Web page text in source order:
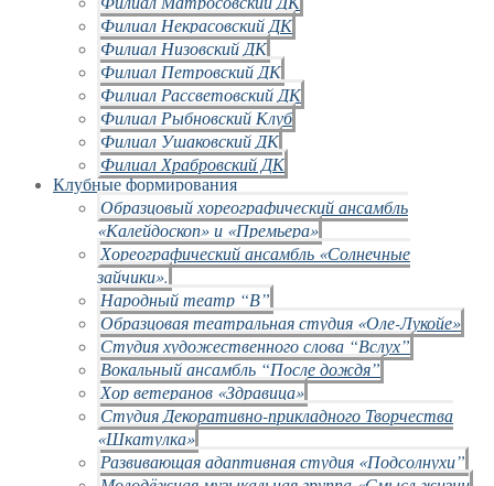
Филиал Некрасовский ДК
Филиал Низовский ДК
Филиал Петровский ДК
Филиал Рассветовский ДК
Филиал Рыбновский Клуб
Филиал Ушаковский ДК
Филиал Храбровский ДК
Клубные формирования
Образцовый хореографический ансамбль
«Калейдоскоп» и «Премьера»
Хореографический ансамбль «Солнечные
зайчики».
Народный театр “В”
Образцовая театральная студия «Оле-Лукойе»
Студия художественного слова “Вслух”
Вокальный ансамбль “После дождя”
Хор ветеранов «Здравица»
Студия Декоративно-прикладного Творчества
«Шкатулка»
Развивающая адаптивная студия «Подсолнухи”